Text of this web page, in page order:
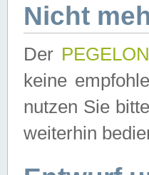
Nicht
Der
keine
nutzen Sie
weiterhin